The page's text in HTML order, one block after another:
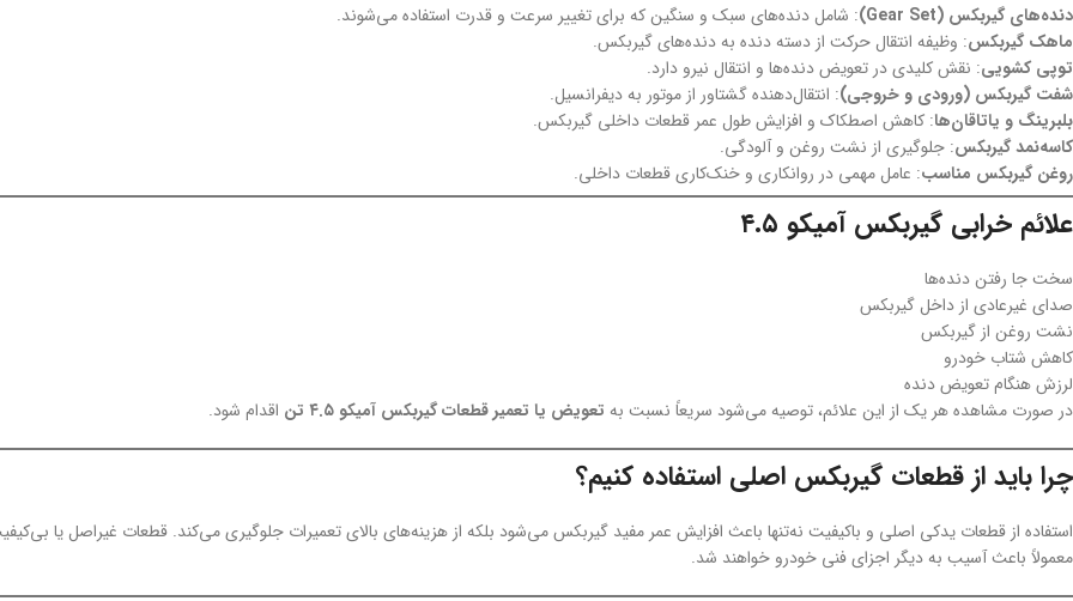
دنده‌های گیربکس (Gear Set)
: شامل دنده‌های سبک و سنگین که برای تغییر سرعت و قدرت استفاده می‌شوند.
ماهک گیربکس: وظیفه انتقال حرکت از دسته دنده به دنده‌های گیربکس.
توپی کشویی: نقش کلیدی در تعویض دنده‌ها و انتقال نیرو دارد.
شفت گیربکس (ورودی و خروجی): انتقال‌دهنده گشتاور از موتور به دیفرانسیل.
بلبرینگ و یاتاقان‌ها: کاهش اصطکاک و افزایش طول عمر قطعات داخلی گیربکس.
کاسه‌نمد گیربکس: جلوگیری از نشت روغن و آلودگی.
روغن گیربکس مناسب: عامل مهمی در روانکاری و خنک‌کاری قطعات داخلی.
علائم خرابی گیربکس آمیکو ۴.۵
سخت جا رفتن دنده‌ها
صدای غیرعادی از داخل گیربکس
نشت روغن از گیربکس
کاهش شتاب خودرو
لرزش هنگام تعویض دنده
در صورت مشاهده هر یک از این علائم، توصیه می‌شود سریعاً نسبت به تعویض یا تعمیر قطعات گیربکس آمیکو ۴.۵ تن اقدام شود.
چرا باید از قطعات گیربکس اصلی استفاده کنیم؟
استفاده از قطعات یدکی اصلی و باکیفیت نه‌تنها باعث افزایش عمر مفید گیربکس می‌شود بلکه از هزینه‌های بالای تعمیرات جلوگیری می‌کند. قطعات غیراصل یا
معمولاً باعث آسیب به دیگر اجزای فنی خودرو خواهند شد.